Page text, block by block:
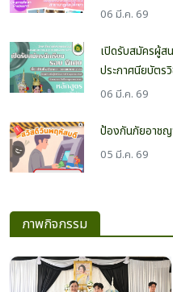
06 มี.ค. 69
เปิดรับสมัครผู้ส
ประกาศนียบัตร
06 มี.ค. 69
ป้องกันภัยอาชญ
05 มี.ค. 69
ภาพกิจกรรม